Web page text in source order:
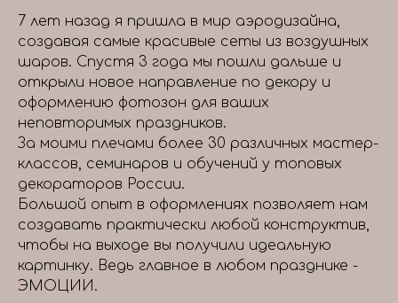
7 лет назад я пришла в мир аэродизайна,
создавая самые красивые сеты из воздушных
шаров. Спустя 3 года мы пошли дальше и
открыли новое направление по декору и
оформлению фотозон для ваших
неповторимых праздников.
За моими плечами более 30 различных мастер-
классов, семинаров и обучений у топовых
декораторов России.
Большой опыт в оформлениях позволяет нам
создавать практически любой конструктив,
чтобы на выходе вы получили идеальную
картинку. Ведь главное в любом празднике -
ЭМОЦИИ.